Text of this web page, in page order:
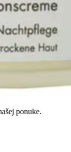
ponuke.